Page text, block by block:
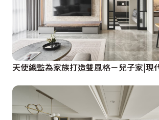
天使總監為家族打造雙風格－兒子家|現